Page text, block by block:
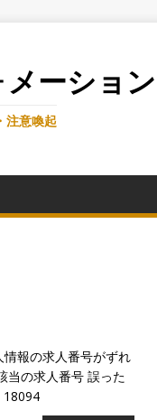
ーション
注意喚起
報の求人番号がずれ
当の求人番号 誤った